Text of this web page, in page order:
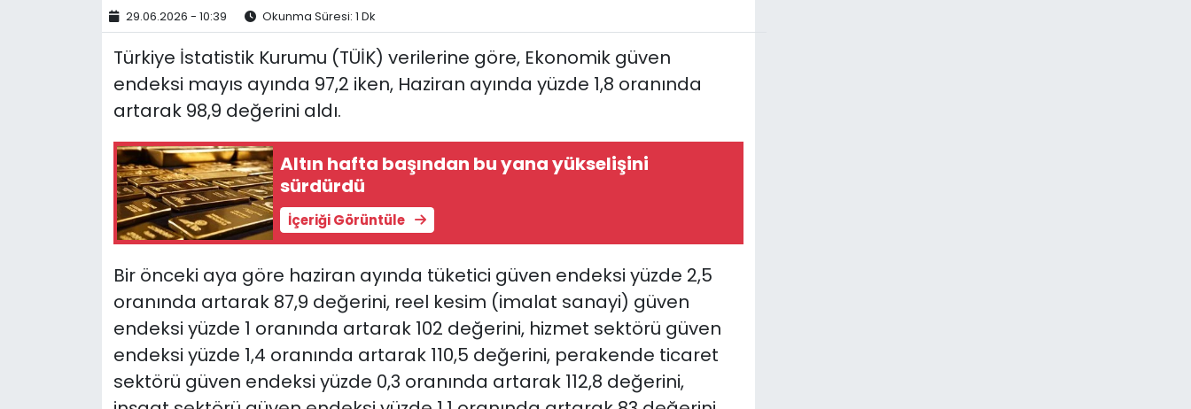
29.06.2026 - 10:39 Okunma Süresi: 1 Dk
Türkiye İstatistik Kurumu (TÜİK) verilerine göre, Ekonomik güven
endeksi mayıs ayında 97,2 iken, Haziran ayında yüzde 1,8 oranında
artarak 98,9 değerini aldı.
Altın hafta başından bu yana yükselişini
sürdürdü
İçeriği Görüntüle
Bir önceki aya göre haziran ayında tüketici güven endeksi yüzde 2,5
oranında artarak 87,9 değerini, reel kesim (imalat sanayi) güven
endeksi yüzde 1 oranında artarak 102 değerini, hizmet sektörü güven
endeksi yüzde 1,4 oranında artarak 110,5 değerini, perakende ticaret
sektörü güven endeksi yüzde 0,3 oranında artarak 112,8 değerini,